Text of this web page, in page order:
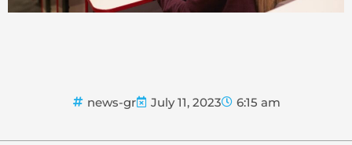
news-gr July 11, 2023 6:15 am